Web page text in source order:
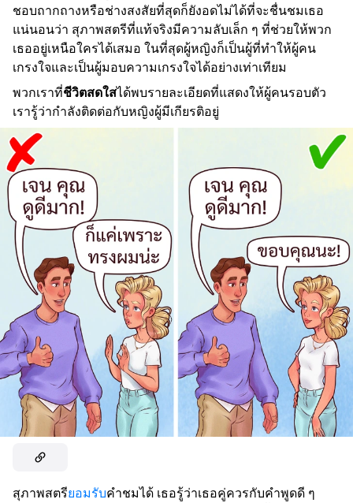
ชอบถากถางหรือช่างสงสัยที่สุดก็ยังอดไม่ได้ที่จะชื่นชมเธอ
แน่นอนว่า สุภาพสตรีที่แท้จริงมีความลับเล็ก ๆ ที่ช่วยให้พวก
เธออยู่เหนือใครได้เสมอ ในที่สุดผู้หญิงก็เป็นผู้ที่ทำให้ผู้คน
เกรงใจและเป็นผู้มอบความเกรงใจได้อย่างเท่าเทียม
พวกเราที่ชีวิตสดใสได้พบรายละเอียดที่แสดงให้ผู้คนรอบตัว
เรารู้ว่ากำลังติดต่อกับหญิงผู้มีเกียรติอยู่
สุภาพสตรียอมรับคำชมได้ เธอรู้ว่าเธอคู่ควรกับคำพูดดี ๆ